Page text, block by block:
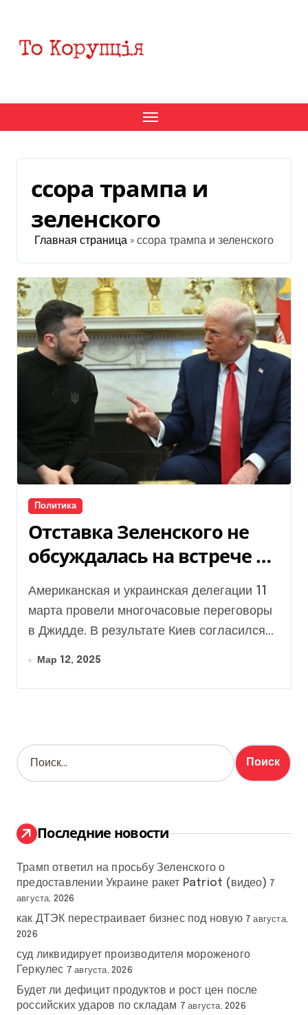
содержанию
ссора трампа и
зеленского
Главная страница » ссора трампа и зеленского
Политика
Отставка Зеленского не
обсуждалась на встрече в
Джидде
Американская и украинская делегации 11
марта провели многочасовые переговоры
в Джидде. В результате Киев согласился...
Мар 12, 2025
Н
а
:
Последние новости
Трамп ответил на просьбу Зеленского о
предоставлении Украине ракет Patriot (видео) 7
августа, 2026
как ДТЭК перестраивает бизнес под новую 7 августа,
2026
суд ликвидирует производителя мороженого
Геркулес 7 августа, 2026
Будет ли дефицит продуктов и рост цен после
российских ударов по складам 7 августа, 2026